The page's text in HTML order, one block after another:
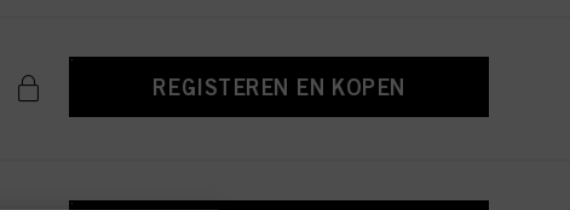
REGISTEREN EN KOPEN